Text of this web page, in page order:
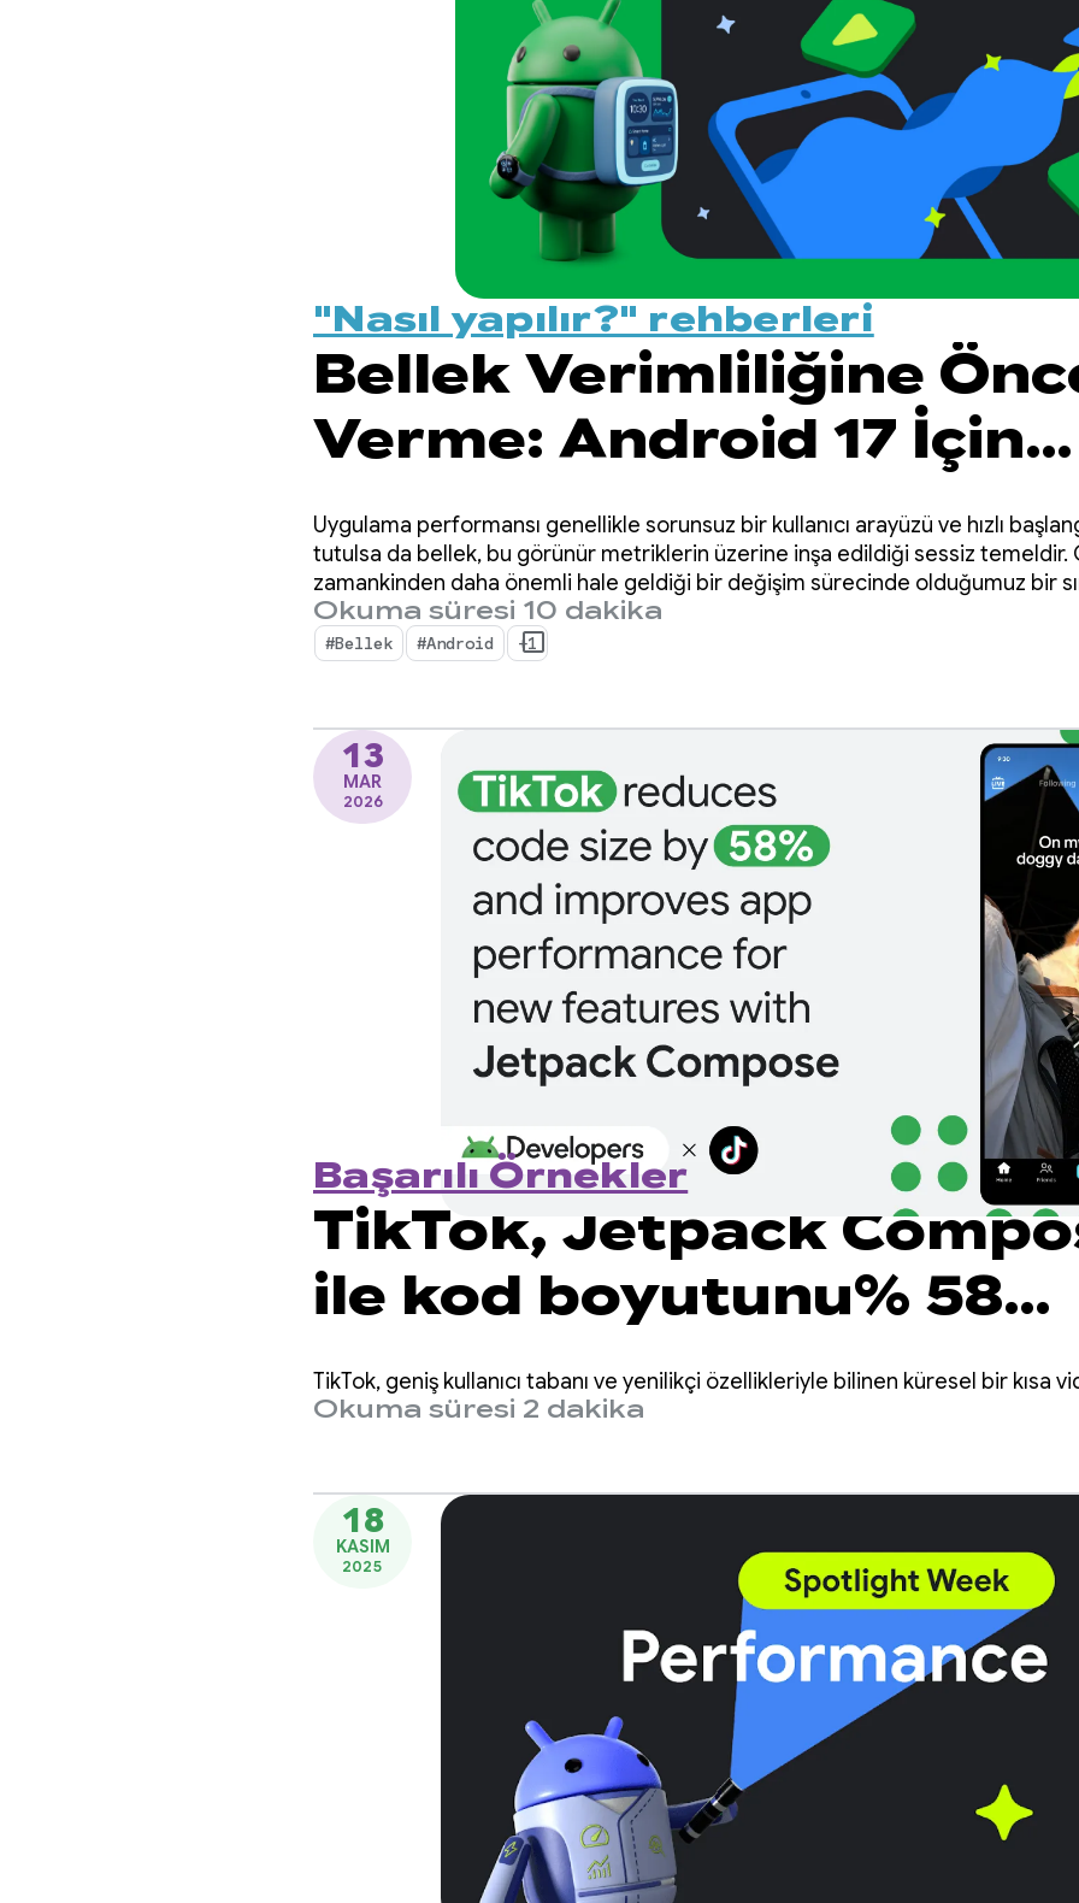
"Nasıl yapılır?" rehberleri
Bellek Verimliliğine
Verme: Android 17 İçin
Temel Adımlar
Uygulama performansı genellikle sorunsuz bir kullanıcı arayüzü ve hızlı
tutulsa da bellek, bu görünür metriklerin üzerine inşa edildiği sessiz temeldir.
zamankinden daha önemli hale geldiği bir değişim sürecinde olduğumuz bir
Okuma süresi 10 dakika
#Bellek #Android +1
13
MAR
2026
Başarılı Örnekler
TikTok, Jetpack
ile kod boyutunu% 58
oranında küçülttü ve
özellikler için uygulama
performansını artırdı
TikTok, geniş kullanıcı tabanı ve yenilikçi özellikleriyle bilinen küresel bir kısa
Okuma süresi 2 dakika
18
KASIM
2025